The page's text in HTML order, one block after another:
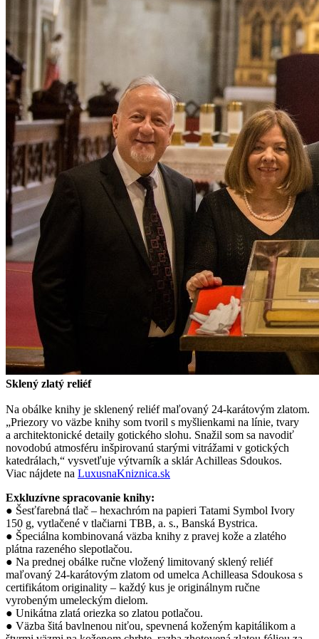
Sklený zlatý reliéf
Na obálke knihy je sklenený reliéf maľovaný 24-karátovým zlatom.
„Priezory vo väzbe knihy som tvoril s myšlienkami na línie, tvary
a architektonické detaily gotického slohu. Snažil som sa navodiť
novodobú atmosféru inšpirovanú starými vitrážami v gotických
katedrálach,“ vysvetľuje výtvarník a sklár Achilleas Sdoukos.
Viac nájdete na LuxusnaKniznica.sk
Exkluzívne spracovanie knihy:
● Šesťfarebná tlač – hexachróm na papieri Tatami Symbol Ivory
150 g, vytlačené v tlačiarni TBB, a. s., Banská Bystrica.
● Špeciálna kombinovaná väzba knihy z pravej kože a zlatého
plátna razeného slepotlačou.
● Na prednej obálke ručne vložený limitovaný sklený reliéf
maľovaný 24-karátovým zlatom od umelca Achilleasa Sdoukosa s
certifikátom originality – každý kus je originálnym ručne
vyrobeným umeleckým dielom.
● Unikátna zlatá oriezka so zlatou potlačou.
● Väzba šitá bavlnenou niťou, spevnená koženým kapitálikom a